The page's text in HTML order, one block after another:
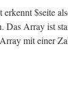
$seite
Das Array ist
mit einer